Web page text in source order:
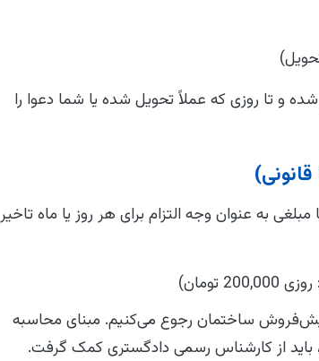
و تا روزی که عملاً تحویل شده یا شما دعوا را
به عنوان وجه التزام برای هر روز یا ماه تاخیر
ساختمان رجوع می‌کنیم. مبنای محاسبه
باید از کارشناس رسمی دادگستری کمک گرفت.